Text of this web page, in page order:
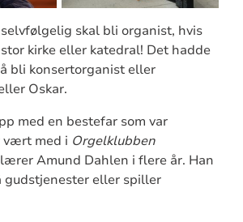
skal bli organist, hvis
kirke eller katedral! Det hadde
bli konsertorganist eller
Oskar.
med en bestefar som var
vært med i Orgelklubben
Amund Dahlen i flere år. Han
gudstjenester eller spiller